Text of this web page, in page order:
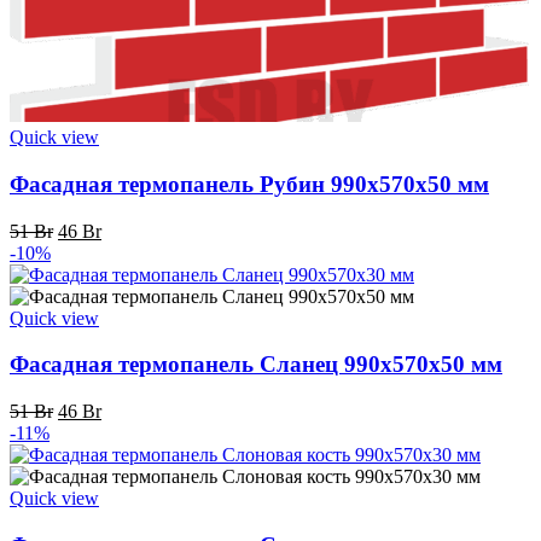
Quick view
Фасадная термопанель Рубин 990x570x50 мм
51Br Первоначальная
составляла
51 Br.
46 BrТекущая
46 Br.
-10%
Quick view
Фасадная термопанель Сланец 990x570x50 мм
51Br Первоначальная
составляла
51 Br.
46 BrТекущая
46 Br.
-11%
Quick view